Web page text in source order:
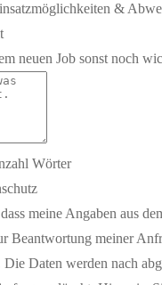
&
neuen Job sonst noch
Wörter
meine Angaben aus
Beantwortung meiner
Daten werden nach